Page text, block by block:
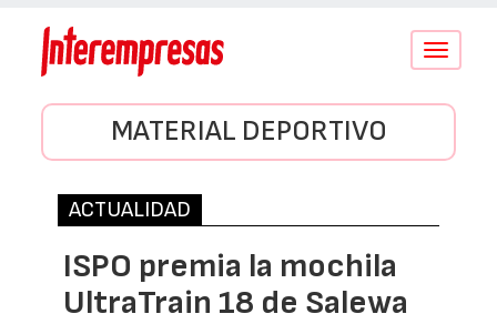
Conmutar
MATERIAL DEPORTIVO
ACTUALIDAD
ISPO premia la mochila
UltraTrain 18 de Salewa